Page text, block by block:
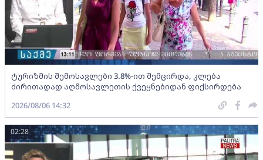
ტურიზმის შემოსავლები 3.8%-ით შემცირდა, კლება
ძირითადად აღმოსავლეთის ქვეყნებიდან ფიქსირდება
2026/08/06 14:32
02:28